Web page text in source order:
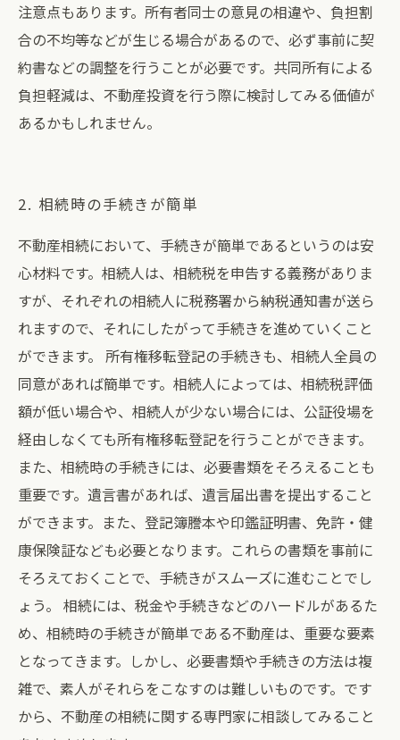
注意点もあります。所有者同士の意見の相違や、負担割
合の不均等などが生じる場合があるので、必ず事前に契
約書などの調整を行うことが必要です。共同所有による
負担軽減は、不動産投資を行う際に検討してみる価値が
あるかもしれません。
2. 相続時の手続きが簡単
不動産相続において、手続きが簡単であるというのは安
心材料です。相続人は、相続税を申告する義務がありま
すが、それぞれの相続人に税務署から納税通知書が送ら
れますので、それにしたがって手続きを進めていくこと
ができます。 所有権移転登記の手続きも、相続人全員の
同意があれば簡単です。相続人によっては、相続税評価
額が低い場合や、相続人が少ない場合には、公証役場を
経由しなくても所有権移転登記を行うことができます。
また、相続時の手続きには、必要書類をそろえることも
重要です。遺言書があれば、遺言届出書を提出すること
ができます。また、登記簿謄本や印鑑証明書、免許・健
康保険証なども必要となります。これらの書類を事前に
そろえておくことで、手続きがスムーズに進むことでし
ょう。 相続には、税金や手続きなどのハードルがあるた
め、相続時の手続きが簡単である不動産は、重要な要素
となってきます。しかし、必要書類や手続きの方法は複
雑で、素人がそれらをこなすのは難しいものです。です
から、不動産の相続に関する専門家に相談してみること